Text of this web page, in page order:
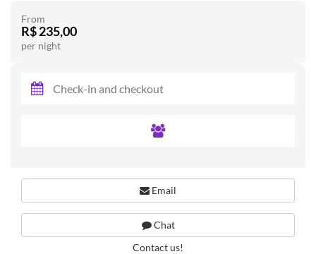
From
R$ 235,00
per night
Email
Chat
Contact us!